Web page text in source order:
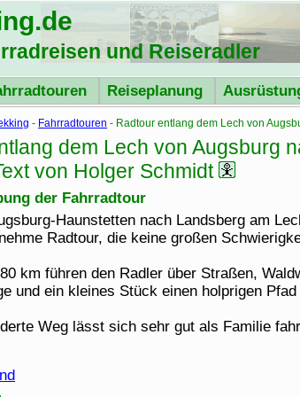
.de
und Reiseradler
Reiseplanung
- Fahrradtouren - Radtour entlang dem Lech von
dem Lech von Augsburg
von Holger Schmidt
der Fahrradtour
Haunstetten nach Landsberg am
Radtour, die keine großen
km führen den Radler über Straßen,
und ein kleines Stück einen holprigen Pfad
Weg lässt sich sehr gut als Familie